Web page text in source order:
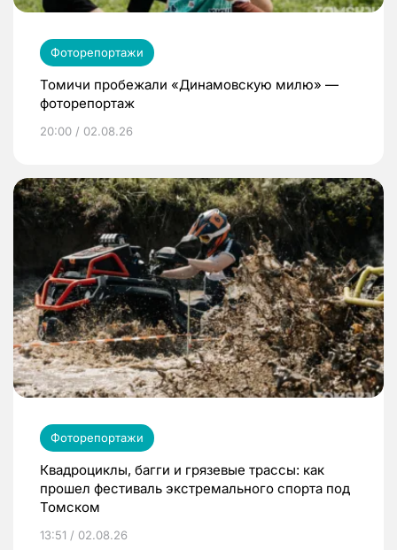
Фоторепортажи
Томичи пробежали «Динамовскую милю» —
фоторепортаж
20:00 / 02.08.26
Фоторепортажи
Квадроциклы, багги и грязевые трассы: как
прошел фестиваль экстремального спорта под
Томском
13:51 / 02.08.26